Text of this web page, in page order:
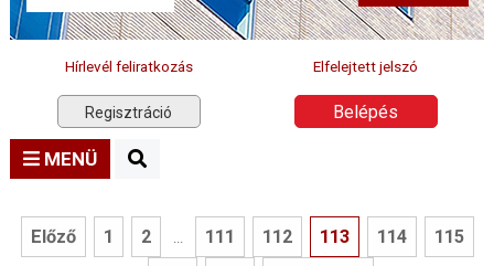
Hírlevél feliratkozás Elfelejtett jelszó
Regisztráció Belépés
MENÜ
Előző 1 2 ... 111 112 113 114 115